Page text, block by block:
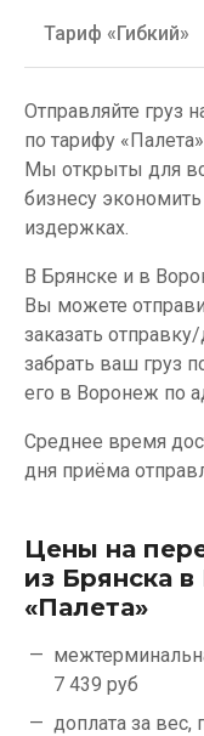
Тариф «Гибкий»
Отправляйте груз
по тарифу
Мы открыты для
бизнесу
издержках.
В Брянске и в
Вы можете
заказать
забрать ваш груз
его в Воронеж по
Среднее время
дня приёма
Цены на
из Брянска
«Палета»
7 439 руб
доплата за